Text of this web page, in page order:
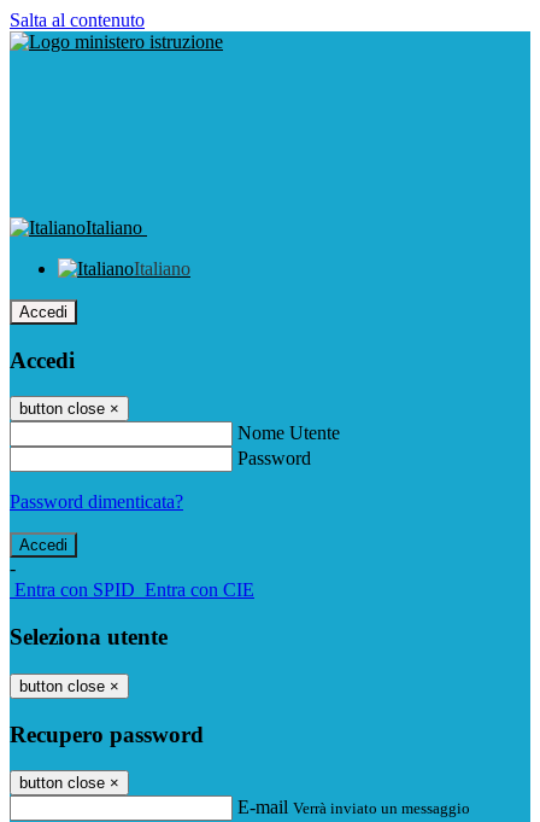
Salta al contenuto
Italiano
Italiano
Accedi
Accedi
button close ×
Nome Utente
Password
Password dimenticata?
-
Entra con SPID Entra con CIE
Seleziona utente
button close ×
Recupero password
button close ×
E-mail Verrà inviato un messaggio